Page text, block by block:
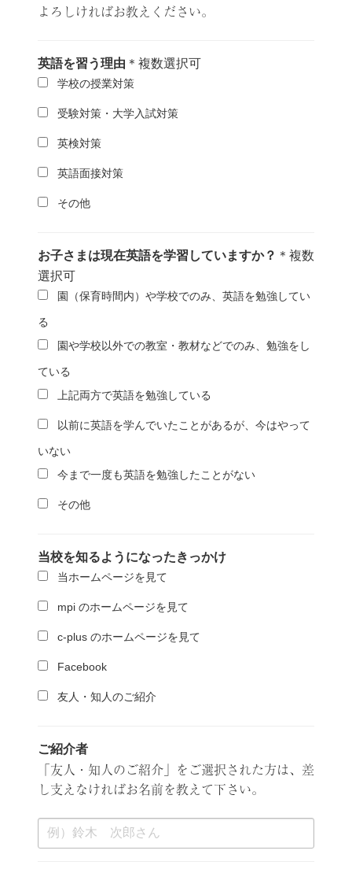
よろしければお教えください。
英語を習う理由 ＊複数選択可
学校の授業対策
受験対策・大学入試対策
英検対策
英語面接対策
その他
お子さまは現在英語を学習していますか？ ＊複数
選択可
園（保育時間内）や学校でのみ、英語を勉強してい
る
園や学校以外での教室・教材などでのみ、勉強をし
ている
上記両方で英語を勉強している
以前に英語を学んでいたことがあるが、今はやって
いない
今まで一度も英語を勉強したことがない
その他
当校を知るようになったきっかけ
当ホームページを見て
mpi のホームページを見て
c-plus のホームページを見て
Facebook
友人・知人のご紹介
ご紹介者
「友人・知人のご紹介」をご選択された方は、差
し支えなければお名前を教えて下さい。